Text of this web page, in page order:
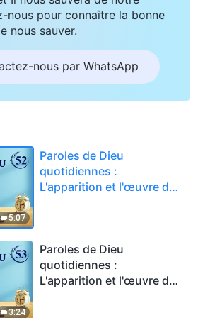
nous pour connaître la bonne
nous sauver.
nous par WhatsApp
5:07
Paroles de Dieu
quotidiennes :
L'apparition et l'œuvre de
3:24
Paroles de Dieu
quotidiennes :
L'apparition et l'œuvre de